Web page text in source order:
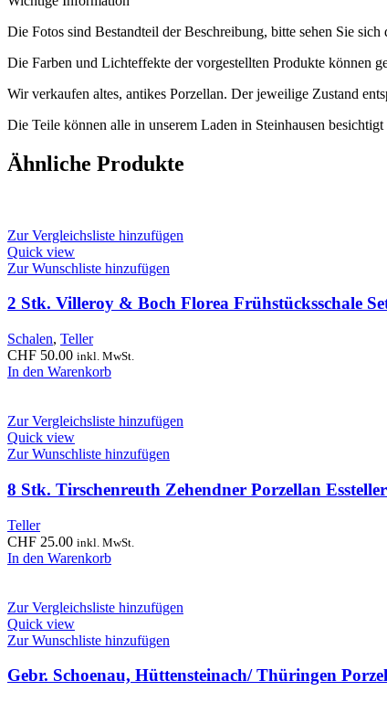
Die Fotos sind Bestandteil der Beschreibung, bitte sehen Sie sich
Die Farben und Lichteffekte der vorgestellten Produkte können
Wir verkaufen altes, antikes Porzellan. Der jeweilige Zustand
Die Teile können alle in unserem Laden in Steinhausen
Ähnliche Produkte
Zur Vergleichsliste hinzufügen
Quick view
Zur Wunschliste hinzufügen
2 Stk. Villeroy & Boch Florea Frühstücksschale
Schalen, Teller
CHF 50.00 inkl. MwSt.
In den Warenkorb
Zur Vergleichsliste hinzufügen
Quick view
Zur Wunschliste hinzufügen
8 Stk. Tirschenreuth Zehendner Porzellan
Teller
CHF 25.00 inkl. MwSt.
In den Warenkorb
Zur Vergleichsliste hinzufügen
Quick view
Zur Wunschliste hinzufügen
Gebr. Schoenau, Hüttensteinach/ Thüringen